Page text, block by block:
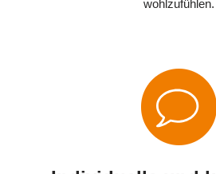
wohlzufühlen.